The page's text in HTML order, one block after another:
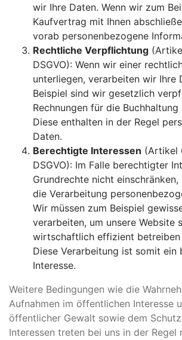
wir Ihre Daten. Wenn wir zum
Kaufvertrag mit Ihnen
vorab personenbezogene
Rechtliche Verpflichtung
DSGVO): Wenn wir einer
unterliegen, verarbeiten wir Ihre
Beispiel sind wir gesetzlich
Rechnungen für die Buchhaltung
Diese enthalten in der Regel
Daten.
Berechtigte Interessen (Artikel
DSGVO): Im Falle berechtigter
Grundrechte nicht
die Verarbeitung
Wir müssen zum Beispiel
verarbeiten, um unsere Website
wirtschaftlich effizient betreiben
Diese Verarbeitung ist somit ein
Interesse.
Weitere Bedingungen wie die
Aufnahmen im öffentlichen Interesse
öffentlicher Gewalt sowie dem
Interessen treten bei uns in der Regel